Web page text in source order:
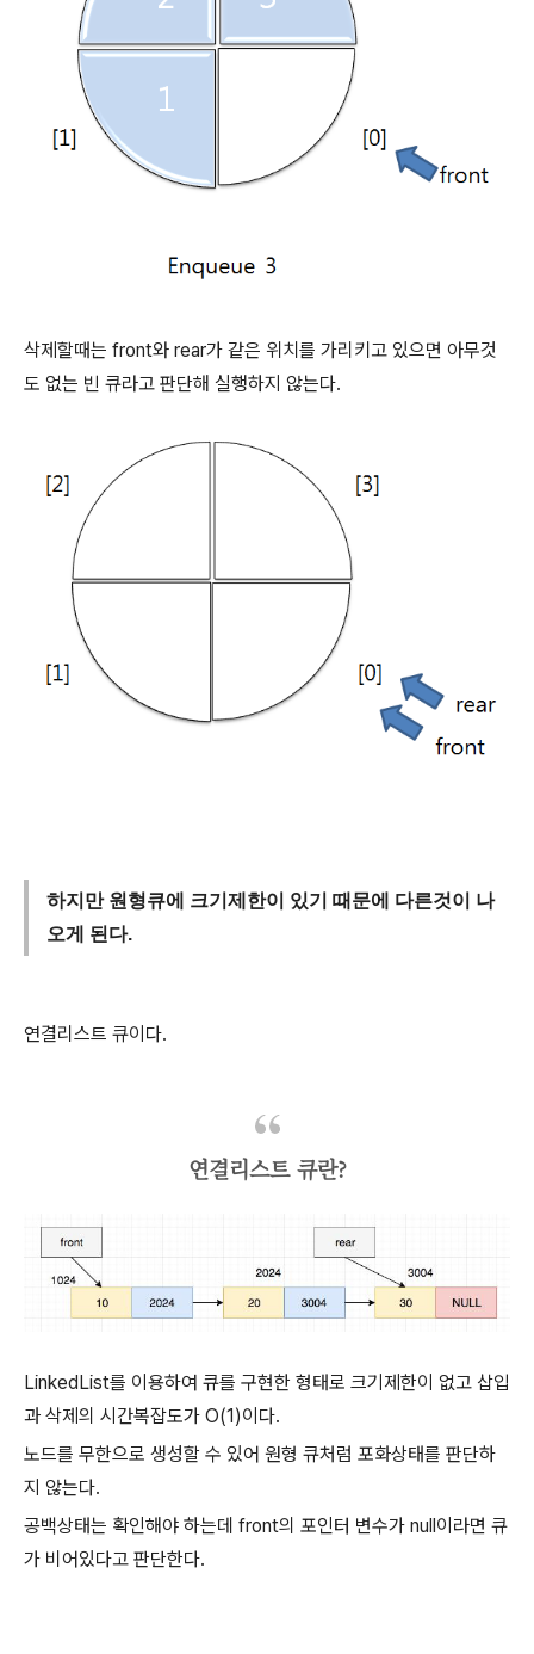
삭제할때는 front와 rear가 같은 위치를 가리키고 있으면 아무것
도 없는 빈 큐라고 판단해 실행하지 않는다.
하지만 원형큐에 크기제한이 있기 때문에 다른것이 나
오게 된다.
연결리스트 큐이다.
연결리스트 큐란?
LinkedList를 이용하여 큐를 구현한 형태로 크기제한이 없고 삽입
과 삭제의 시간복잡도가 O(1)이다.
노드를 무한으로 생성할 수 있어 원형 큐처럼 포화상태를 판단하
지 않는다.
공백상태는 확인해야 하는데 front의 포인터 변수가 null이라면 큐
가 비어있다고 판단한다.